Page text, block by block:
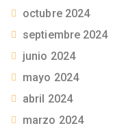
octubre 2024
septiembre 2024
junio 2024
mayo 2024
abril 2024
marzo 2024